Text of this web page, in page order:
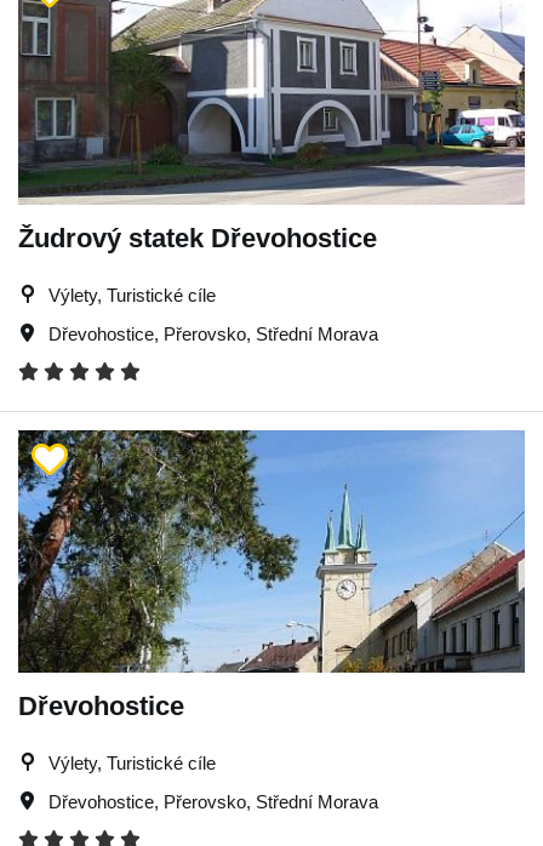
Žudrový statek Dřevohostice
Výlety, Turistické cíle
Dřevohostice, Přerovsko, Střední Morava
Dřevohostice
Výlety, Turistické cíle
Dřevohostice, Přerovsko, Střední Morava